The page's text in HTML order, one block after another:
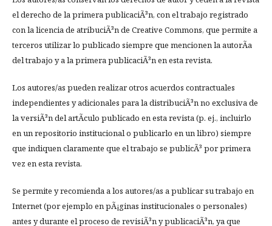
el derecho de la primera publicaciÃ³n, con el trabajo registrado
con la licencia de atribuciÃ³n de Creative Commons, que permite a
terceros utilizar lo publicado siempre que mencionen la autorÃ­a
del trabajo y a la primera publicaciÃ³n en esta revista.
Los autores/as pueden realizar otros acuerdos contractuales
independientes y adicionales para la distribuciÃ³n no exclusiva de
la versiÃ³n del artÃ­culo publicado en esta revista (p. ej., incluirlo
en un repositorio institucional o publicarlo en un libro) siempre
que indiquen claramente que el trabajo se publicÃ³ por primera
vez en esta revista.
Se permite y recomienda a los autores/as a publicar su trabajo en
Internet (por ejemplo en pÃ¡ginas institucionales o personales)
antes y durante el proceso de revisiÃ³n y publicaciÃ³n, ya que